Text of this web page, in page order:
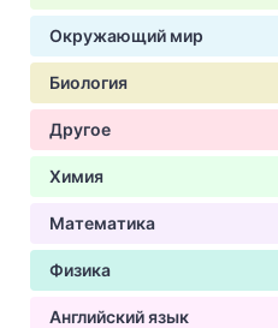
Окружающий мир
Биология
Другое
Химия
Математика
Физика
Английский язык